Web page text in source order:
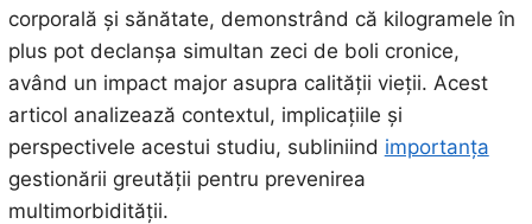
corporală și sănătate, demonstrând că kilogramele în
plus pot declanșa simultan zeci de boli cronice,
având un impact major asupra calității vieții. Acest
articol analizează contextul, implicațiile și
perspectivele acestui studiu, subliniind importanța
gestionării greutății pentru prevenirea
multimorbidității.